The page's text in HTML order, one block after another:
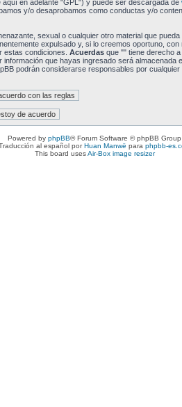
aquí en adelante "GPL") y puede ser descargada de
y/o desaprobamos como conductas y/o
sexual o cualquier otro material que
expulsado y, si lo creemos oportuno,
condiciones. Acuerdasque "" tiene derecho a
información que hayas ingresado será almacenada
podrán considerarse responsables por
Powered by phpBB® Forum Software © phpBB Group
al español porHuan Manwë para phpbb-
This board usesAir-Box image resizer